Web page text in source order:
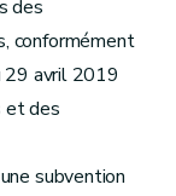
des
conformément
29 avril 2019
et des
subvention